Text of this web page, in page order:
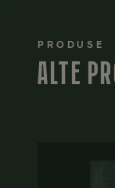
PRODUSE
ALTE